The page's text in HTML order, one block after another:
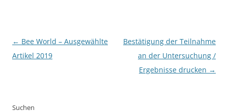
Beitragsnavigation
← Bee World – Ausgewählte
Artikel 2019
Bestätigung der Teilnahme
an der Untersuchung /
Ergebnisse drucken →
Suchen